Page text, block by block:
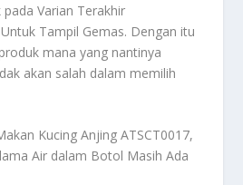
padaVarian Terakhir
Tampil Gemas. Dengan itu
mana yang nantinya
akan salah dalam memilih
Kucing Anjing ATSCT0017,
Air dalam Botol Masih Ada